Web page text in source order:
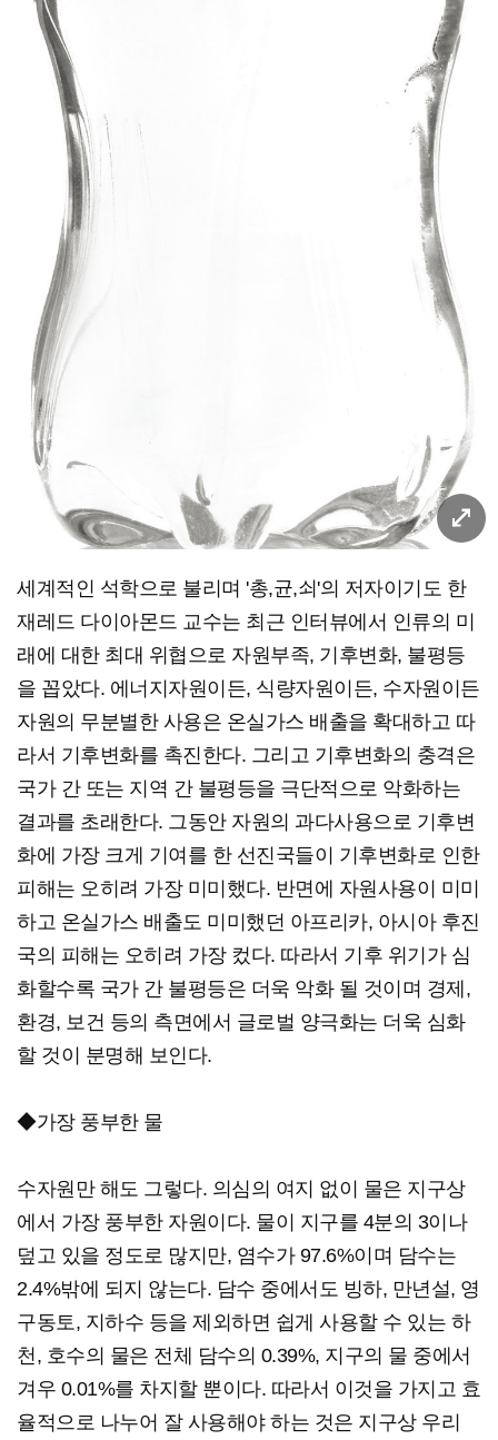
세계적인 석학으로 불리며 '총,균,쇠'의 저자이기도 한
재레드 다이아몬드 교수는 최근 인터뷰에서 인류의 미
래에 대한 최대 위협으로 자원부족, 기후변화, 불평등
을 꼽았다. 에너지자원이든, 식량자원이든, 수자원이든
자원의 무분별한 사용은 온실가스 배출을 확대하고 따
라서 기후변화를 촉진한다. 그리고 기후변화의 충격은
국가 간 또는 지역 간 불평등을 극단적으로 악화하는
결과를 초래한다. 그동안 자원의 과다사용으로 기후변
화에 가장 크게 기여를 한 선진국들이 기후변화로 인한
피해는 오히려 가장 미미했다. 반면에 자원사용이 미미
하고 온실가스 배출도 미미했던 아프리카, 아시아 후진
국의 피해는 오히려 가장 컸다. 따라서 기후 위기가 심
화할수록 국가 간 불평등은 더욱 악화 될 것이며 경제,
환경, 보건 등의 측면에서 글로벌 양극화는 더욱 심화
할 것이 분명해 보인다.
◆가장 풍부한 물
수자원만 해도 그렇다. 의심의 여지 없이 물은 지구상
에서 가장 풍부한 자원이다. 물이 지구를 4분의 3이나
덮고 있을 정도로 많지만, 염수가 97.6%이며 담수는
2.4%밖에 되지 않는다. 담수 중에서도 빙하, 만년설, 영
구동토, 지하수 등을 제외하면 쉽게 사용할 수 있는 하
천, 호수의 물은 전체 담수의 0.39%, 지구의 물 중에서
겨우 0.01%를 차지할 뿐이다. 따라서 이것을 가지고 효
율적으로 나누어 잘 사용해야 하는 것은 지구상 우리